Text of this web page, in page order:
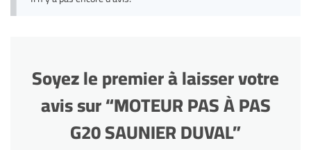
Soyez le premier à laisser votre
avis sur “MOTEUR PAS À PAS
G20 SAUNIER DUVAL”